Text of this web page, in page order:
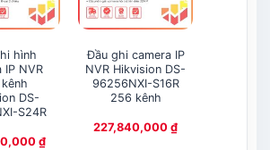
hình
IP NVR
DS-
S24R
₫
Đầu ghi camera IP
NVR Hikvision DS-
96256NXI-S16R
256 kênh
227,840,000 ₫